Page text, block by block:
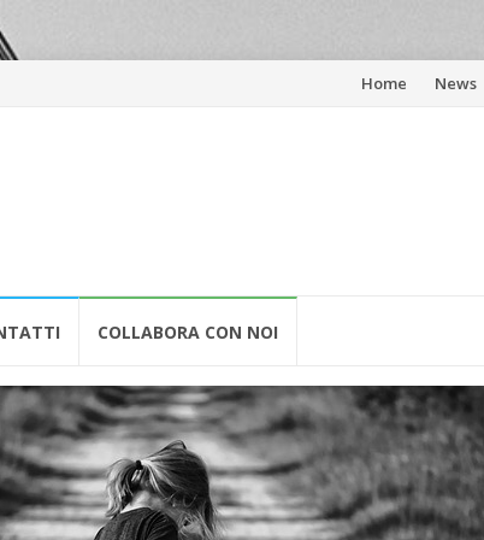
Skip
Home News
COLLABORA CON NOI